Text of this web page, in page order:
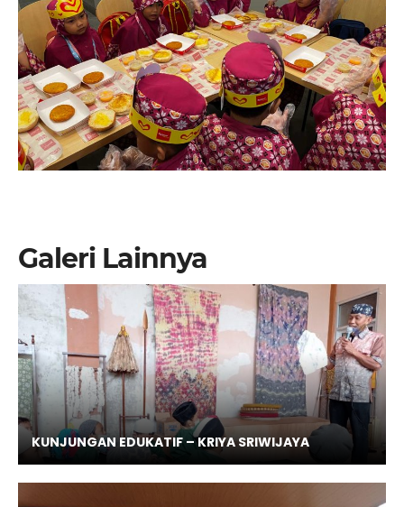
Galeri Lainnya
KUNJUNGAN EDUKATIF – KRIYA SRIWIJAYA